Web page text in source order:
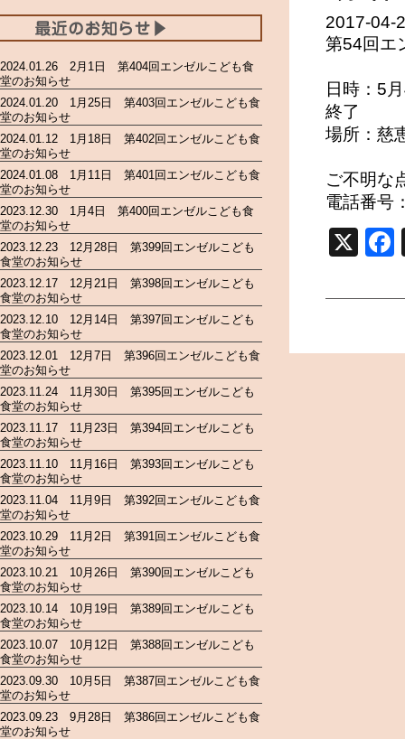
2017-04-
第54回エ
日時：5
終了
場所：慈
ご不明な
電話番号
X
2024.01.26 2月1日 第404回エンゼルこども食
堂のお知らせ
2024.01.20 1月25日 第403回エンゼルこども食
堂のお知らせ
2024.01.12 1月18日 第402回エンゼルこども食
堂のお知らせ
2024.01.08 1月11日 第401回エンゼルこども食
堂のお知らせ
2023.12.30 1月4日 第400回エンゼルこども食
堂のお知らせ
2023.12.23 12月28日 第399回エンゼルこども
食堂のお知らせ
2023.12.17 12月21日 第398回エンゼルこども
食堂のお知らせ
2023.12.10 12月14日 第397回エンゼルこども
食堂のお知らせ
2023.12.01 12月7日 第396回エンゼルこども食
堂のお知らせ
2023.11.24 11月30日 第395回エンゼルこども
食堂のお知らせ
2023.11.17 11月23日 第394回エンゼルこども
食堂のお知らせ
2023.11.10 11月16日 第393回エンゼルこども
食堂のお知らせ
2023.11.04 11月9日 第392回エンゼルこども食
堂のお知らせ
2023.10.29 11月2日 第391回エンゼルこども食
堂のお知らせ
2023.10.21 10月26日 第390回エンゼルこども
食堂のお知らせ
2023.10.14 10月19日 第389回エンゼルこども
食堂のお知らせ
2023.10.07 10月12日 第388回エンゼルこども
食堂のお知らせ
2023.09.30 10月5日 第387回エンゼルこども食
堂のお知らせ
2023.09.23 9月28日 第386回エンゼルこども食
堂のお知らせ